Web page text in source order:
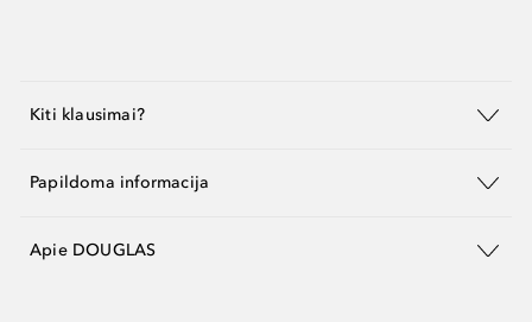
Kiti klausimai?
Papildoma informacija
Apie DOUGLAS